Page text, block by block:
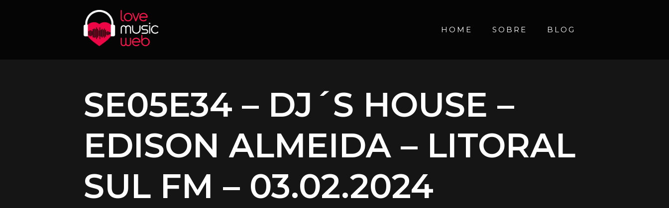
HOME SOBRE BLOG
SE05E34 – DJ´S HOUSE –
EDISON ALMEIDA – LITORAL
SUL FM – 03.02.2024